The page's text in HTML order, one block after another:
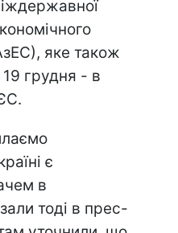
яке також
грудня - в
є
в
тоді в прес-